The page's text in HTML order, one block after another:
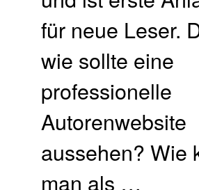
für neue Leser.
wie sollte eine
professionelle
Autorenwebsite
aussehen? Wie
man als …